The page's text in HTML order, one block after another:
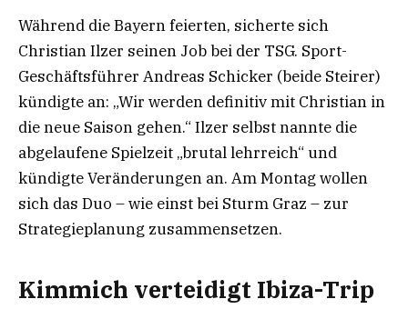
Während die Bayern feierten, sicherte sich
Christian Ilzer seinen Job bei der TSG. Sport-
Geschäftsführer Andreas Schicker (beide Steirer)
kündigte an: „Wir werden definitiv mit Christian in
die neue Saison gehen.“ Ilzer selbst nannte die
abgelaufene Spielzeit „brutal lehrreich“ und
kündigte Veränderungen an. Am Montag wollen
sich das Duo – wie einst bei Sturm Graz – zur
Strategieplanung zusammensetzen.
Kimmich verteidigt Ibiza-Trip